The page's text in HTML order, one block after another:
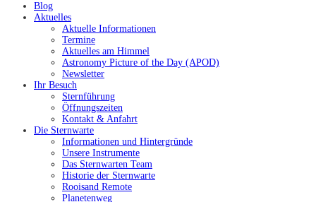
Blog
Aktuelles
Aktuelle Informationen
Termine
Aktuelles am Himmel
Astronomy Picture of the Day (APOD)
Newsletter
Ihr Besuch
Sternführung
Öffnungszeiten
Kontakt & Anfahrt
Die Sternwarte
Informationen und Hintergründe
Unsere Instrumente
Das Sternwarten Team
Historie der Sternwarte
Rooisand Remote
Planetenweg